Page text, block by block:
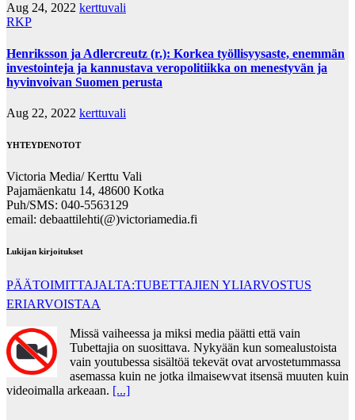
Aug 24, 2022 kerttuvali
RKP
Henriksson ja Adlercreutz (r.): Korkea työllisyysaste, enemmän
investointeja ja kannustava veropolitiikka on menestyvän ja
hyvinvoivan Suomen perusta
Aug 22, 2022 kerttuvali
YHTEYDENOTOT
Victoria Media/ Kerttu Vali
Pajamäenkatu 14, 48600 Kotka
Puh/SMS: 040-5563129
email: debaattilehti(@)victoriamedia.fi
Lukijan kirjoitukset
PÄÄTOIMITTAJALTA:TUBETTAJIEN YLIARVOSTUS
ERIARVOISTAA
Missä vaiheessa ja miksi media päätti että vain
Tubettajia on suosittava. Nykyään kun somealustoista
vain youtubessa sisältöä tekevät ovat arvostetummassa
asemassa kuin ne jotka ilmaisewvat itsensä muuten kuin
videoimalla arkeaan. [...]